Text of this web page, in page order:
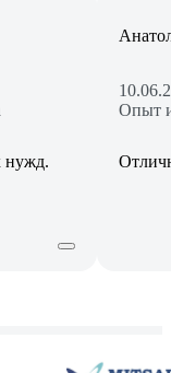
нужд.
Опыт